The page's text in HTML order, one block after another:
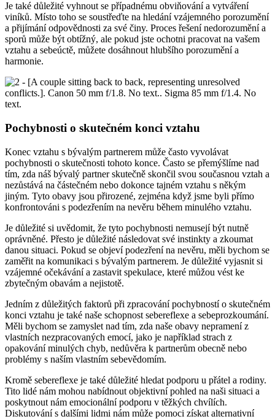
Je také důležité vyhnout se případnému obviňování a vytváření
viníků. Místo toho se soustřeďte na hledání vzájemného porozumění
a přijímání odpovědnosti za své činy. Proces řešení nedorozumění a
sporů může být obtížný, ale pokud jste ochotni pracovat na vašem
vztahu a sebeúctě, můžete dosáhnout hlubšího porozumění a
harmonie.
Pochybnosti o skutečném konci vztahu
Konec vztahu s bývalým partnerem může často vyvolávat
pochybnosti o skutečnosti tohoto konce. Často se přemýšlíme nad
tím, zda náš bývalý partner skutečně skončil svou současnou vztah a
nezůstává na částečném nebo dokonce tajném vztahu s někým
jiným. Tyto obavy jsou přirozené, zejména když jsme byli přímo
konfrontováni s podezřením na nevěru během minulého vztahu.
Je důležité si uvědomit, že tyto pochybnosti nemusejí být nutně
oprávněné. Přesto je důležité následovat své instinkty a zkoumat
danou situaci. Pokud se objeví podezření na nevěru, měli bychom se
zaměřit na komunikaci s bývalým partnerem. Je důležité vyjasnit si
vzájemné očekávání a zastavit spekulace, které můžou vést ke
zbytečným obavám a nejistotě.
Jedním z důležitých faktorů při zpracování pochybností o skutečném
konci vztahu je také naše schopnost sebereflexe a sebeprozkoumání.
Měli bychom se zamyslet nad tím, zda naše obavy nepramení z
vlastních nezpracovaných emocí, jako je například strach z
opakování minulých chyb, nedůvěra k partnerům obecně nebo
problémy s naším vlastním sebevědomím.
Kromě sebereflexe je také důležité hledat podporu u přátel a rodiny.
Tito lidé nám mohou nabídnout objektivní pohled na naši situaci a
poskytnout nám emocionální podporu v těžkých chvílích.
Diskutování s dalšími lidmi nám může pomoci získat alternativní